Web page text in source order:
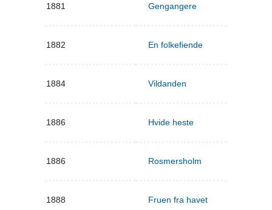
1881 Gengangere
1882 En folkefiende
1884 Vildanden
1886 Hvide heste
1886 Rosmersholm
1888 Fruen fra havet